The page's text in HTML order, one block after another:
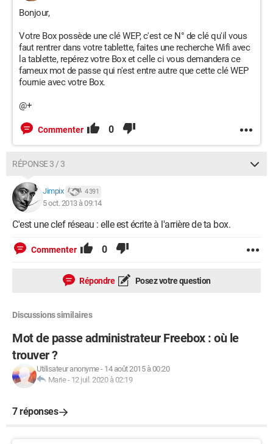
Bonjour,
Votre Box possède une clé WEP, c'est ce N° de clé qu'il vous
faut rentrer dans votre tablette, faites une recherche Wifi avec
la tablette, repérez votre Box et celle ci vous demandera ce
fameux mot de passe qui n'est entre autre que cette clé WEP
fournie avec votre Box.
@+
Commenter 0
RÉPONSE 3 / 3
Jimpix 4 391
5 oct. 2013 à 09:14
C'est une clef réseau : elle est écrite à l'arrière de ta box.
Commenter 0
Répondre Posez votre question
Discussions similaires
Mot de passe administrateur Freebox : où le
trouver ?
Utilisateur anonyme- 14 août 2015 à 00:20
Marie- 12 juil. 2020 à 02:19
7 réponses